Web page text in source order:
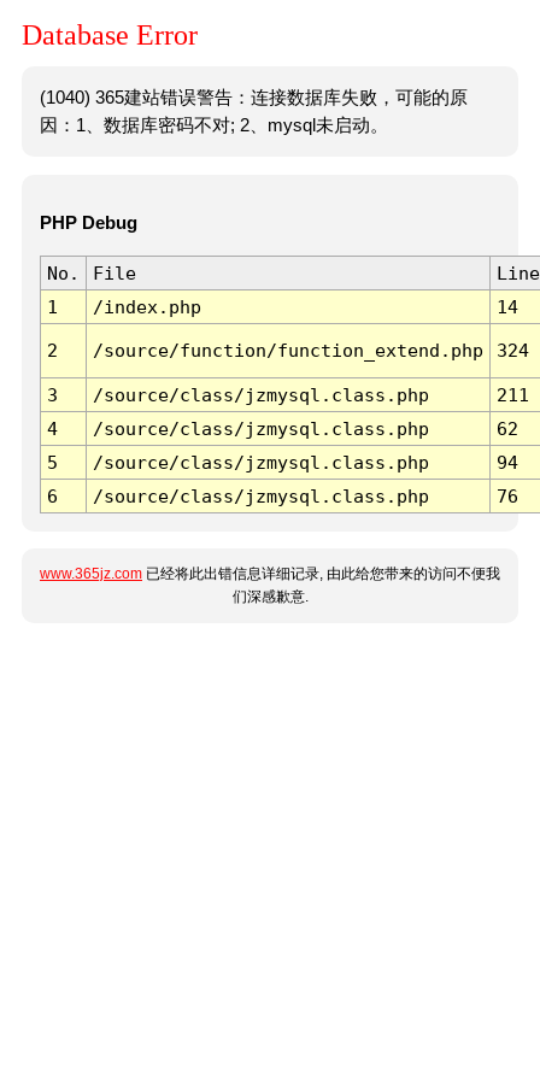
Database Error
(1040) 365建站错误警告：连接数据库失败，可能的原
因：1、数据库密码不对; 2、mysql未启动。
PHP Debug
No. File
Line
1
/index.php 14
2 /source/function/function_extend.php 324
3 /source/class/jzmysql.class.php
211
4
/source/class/jzmysql.class.php
62
5
/source/class/jzmysql.class.php
94
6
/source/class/jzmysql.class.php 76
www.365jz.com 已经将此出错信息详细记录, 由此给您带来的访问不便我
们深感歉意.